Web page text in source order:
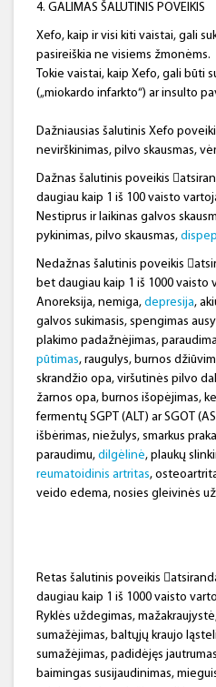
4. GALIMAS ŠALUTINIS POVEIKIS
Xefo, kaip ir visi kiti vaistai, gali
pasireiškia ne visiems žmonėms.
Tokie vaistai, kaip Xefo, gali būti
(„miokardo infarkto“) ar insulto
Dažniausias šalutinis Xefo
nevirškinimas, pilvo skausmas,
Dažnas šalutinis poveikis
daugiau kaip 1 iš 100 vaisto
Nestiprus ir laikinas galvos
pykinimas, pilvo skausmas,
Nedažnas šalutinis poveikis
bet daugiau kaip 1 iš 1000
Anoreksija, nemiga, depresija,
galvos sukimasis, spengimas
plakimo padažnėjimas,
pūtimas, raugulys, burnos
skrandžio opa, viršutinės pilvo
žarnos opa, burnos išopėjimas,
fermentų SGPT (ALT) ar SGOT
išbėrimas, niežulys, smarkus
paraudimu, dilgėlinė, plaukų
reumatoidinis artritas,
veido edema, nosies gleivinės
Retas šalutinis poveikis
daugiau kaip 1 iš 1000 vaisto
Ryklės uždegimas,
sumažėjimas, baltųjų kraujo
sumažėjimas, padidėjęs
baimingas susijaudinimas,